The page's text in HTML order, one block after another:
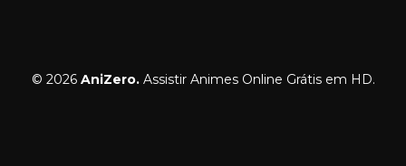
© 2026 AniZero.Assistir Animes Online Grátis em HD.